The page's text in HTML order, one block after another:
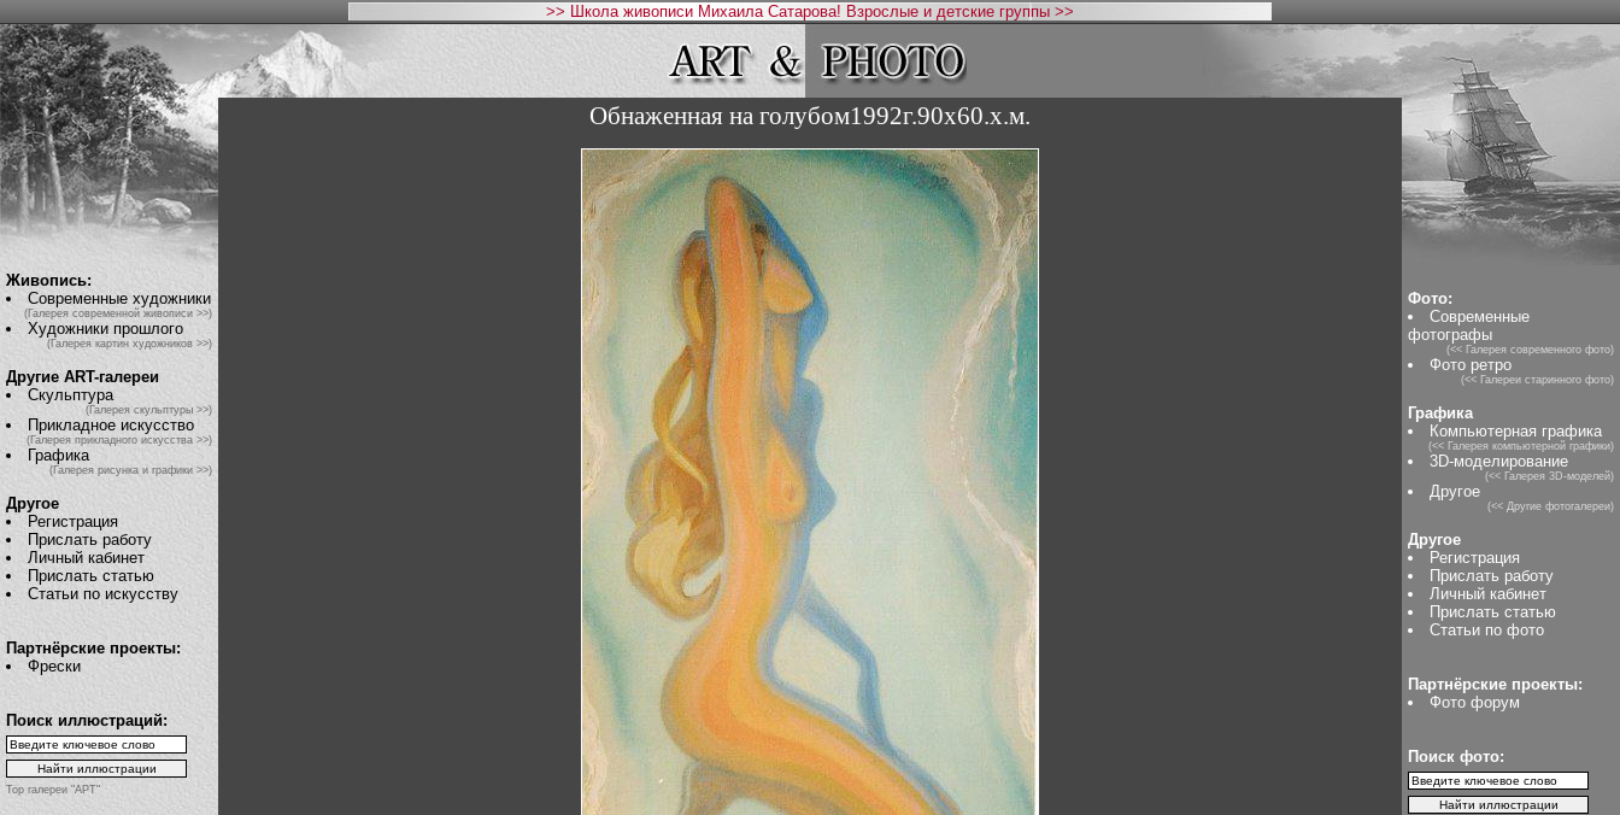
>> Школа живописи Михаила Сатарова! Взрослые и детские группы >>
Живопись:
Современные художники
(Галерея современной живописи >>)
Художники прошлого
(Галерея картин художников >>)
Другие ART-галереи
Скульптура
(Галерея скульптуры >>)
Прикладное искусство
(Галерея прикладного искусства >>)
Графика
(Галерея рисунка и графики >>)
Другое
Регистрация
Прислать работу
Личный кабинет
Прислать статью
Статьи по искусству
Партнёрские проекты:
Фрески
Поиск иллюстраций:
Top галереи "АРТ"
Обнаженная на голубом1992г.90х60.х.м.
Фото:
Современные
фотографы
(<< Галерея современного фото)
Фото ретро
(<< Галереи старинного фото)
Графика
Компьютерная графика
(<< Галерея компьютерной графики)
3D-моделирование
(<< Галерея 3D-моделей)
Другое
(<< Другие фотогалереи)
Другое
Регистрация
Прислать работу
Личный кабинет
Прислать статью
Статьи по фото
Партнёрские проекты:
Фото форум
Поиск фото: